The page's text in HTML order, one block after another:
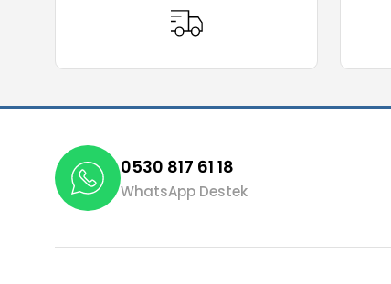
Ürün bilgilerinde hatalar bulunuyor.
Bu ürüne benzer farklı alternatifler olmalı.
0530 817 61 18
WhatsApp Destek